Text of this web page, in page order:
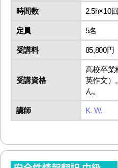
時間数 2.5h×10回
定員 5名
受講料 85,800円
受講資格
高校卒業
英作文）
ん。
講師 K. W.